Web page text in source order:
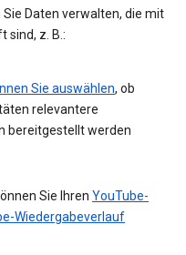
Daten verwalten, die mit
sind, z. B.:
Sie auswählen, ob
relevantere
bereitgestellt werden
Sie Ihren YouTube-
Wiedergabeverlauf